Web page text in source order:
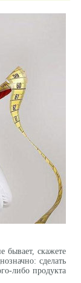
бывает, скажете
сделать
либо продукта